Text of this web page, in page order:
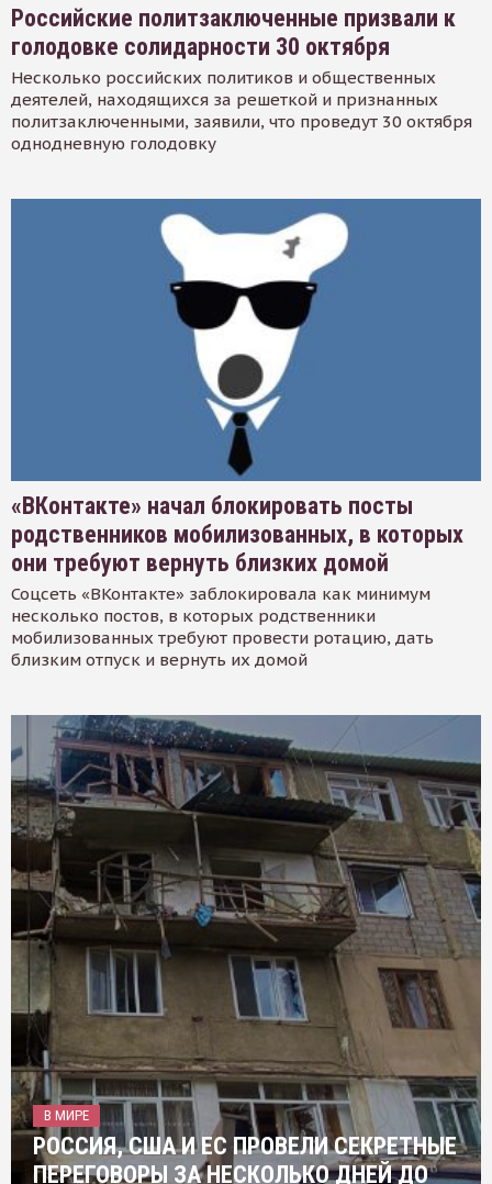
Российские политзаключенные призвали к
голодовке солидарности 30 октября
Несколько российских политиков и общественных
деятелей, находящихся за решеткой и признанных
политзаключенными, заявили, что проведут 30 октября
однодневную голодовку
«ВКонтакте» начал блокировать посты
родственников мобилизованных, в которых
они требуют вернуть близких домой
Соцсеть «ВКонтакте» заблокировала как минимум
несколько постов, в которых родственники
мобилизованных требуют провести ротацию, дать
близким отпуск и вернуть их домой
В МИРЕ
РОССИЯ, США И ЕС ПРОВЕЛИ СЕКРЕТНЫЕ
ПЕРЕГОВОРЫ ЗА НЕСКОЛЬКО ДНЕЙ ДО